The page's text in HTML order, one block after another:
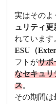
実はそのよ
ュリティ更
れています
ESU（
フトがサポ
なセキュリ
ス。
その期間は